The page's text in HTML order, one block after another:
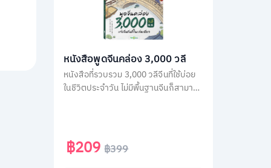
หนังสือพูดจีนคล่อง 3,000 วลี
หนังสือที่รวบรวม 3,000 วลีจีนที่ใช้บ่อย
ในชีวิตประจำวัน ไม่มีพื้นฐานจีนก็สามารถ
จีนได้ทันที
฿209฿399